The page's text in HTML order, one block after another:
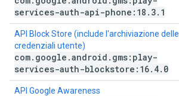
services-auth-api-phone:18 . 3. 1
API Block Store (include l'archiviazione delle
credenziali utente)
com. google .android . gms:play-
services-auth-blockstore:16. 4. 0
API Google Awareness